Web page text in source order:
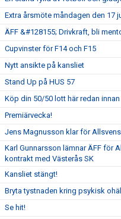
Extra årsmöte måndagen den 17
ÄFF &#128155; Drivkraft, bli
Cupvinster för F14 och F15
Nytt ansikte på kansliet
Stand Up på HUS 57
Köp din 50/50 lott här redan
Premiärvecka!
Jens Magnusson klar för
Karl Gunnarsson lämnar ÄFF för
kontrakt med Västerås SK
Kansliet stängt!
Bryta tystnaden kring psykisk
Se hit!